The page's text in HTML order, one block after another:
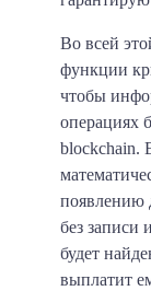
Во всей
функции
чтобы
операциях
blockchain.
появлению
без записи
будет
выплатит